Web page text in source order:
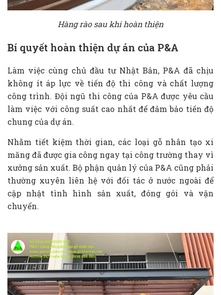
Hàng rào sau khi hoàn thiện
Bí quyết hoàn thiện dự án của P&A
Làm việc cùng chủ đầu tư Nhật Bản, P&A đã chịu
không ít áp lực về tiến độ thi công và chất lượng
công trình. Đội ngũ thi công của P&A được yêu cầu
làm việc với công suất cao nhất để đảm bảo tiến độ
chung của dự án.
Nhằm tiết kiệm thời gian, các loại gỗ nhân tạo xi
măng đã được gia công ngay tại công trường thay vì
xưởng sản xuất. Bộ phận quản lý của P&A cũng phải
thường xuyên liên hệ với đối tác ở nước ngoài để
cập nhật tình hình sản xuất, đóng gói và vận
chuyển.